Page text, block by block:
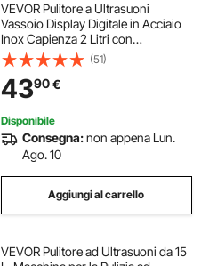
VEVOR Pulitore a Ultrasuoni
Vassoio Display Digitale in Acciaio
Inox Capienza 2 Litri con
Riscaldamento Tempo Temperatura
Regolabile, Macchina Pulitrice a
Ultrasuoni per Gioielli Occhiali
Laboratorio
(51)
4390€
Disponibile
Consegna:non appena Lun.
Ago. 10
Aggiungi al carrello
VEVOR Pulitore ad Ultrasuoni da 15